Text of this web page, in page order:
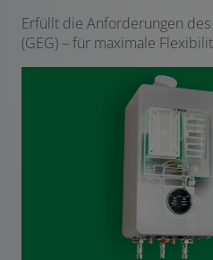
Erfüllt die Anforderungen
(GEG) – für maximale